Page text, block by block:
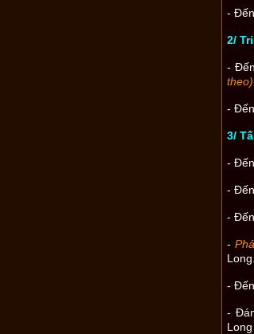
-
2/
-
theo)
-
3/
-
-
-
-
Long.
-
-